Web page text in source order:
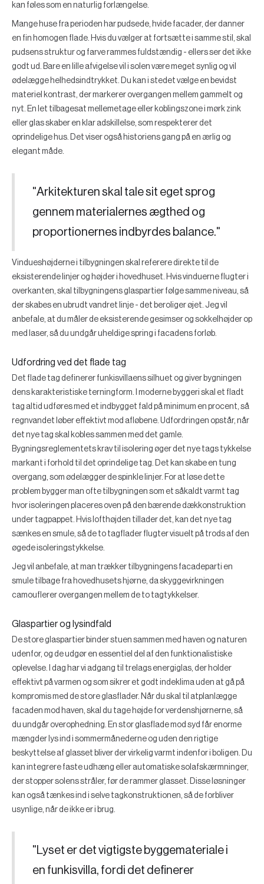
kan føles som en naturlig forlængelse.
Mange huse fra perioden har pudsede, hvide facader, der danner
en fin homogen flade. Hvis du vælger at fortsætte i samme stil, skal
pudsens struktur og farve rammes fuldstændig - ellers ser det ikke
godt ud. Bare en lille afvigelse vil i solen være meget synlig og vil
ødelægge helhedsindtrykket. Du kan i stedet vælge en bevidst
materiel kontrast, der markerer overgangen mellem gammelt og
nyt. En let tilbagesat mellemetage eller koblingszone i mørk zink
eller glas skaber en klar adskillelse, som respekterer det
oprindelige hus. Det viser også historiens gang på en ærlig og
elegant måde.
"Arkitekturen skal tale sit eget sprog
gennem materialernes ægthed og
proportionernes indbyrdes balance."
Vindueshøjderne i tilbygningen skal referere direkte til de
eksisterende linjer og højder i hovedhuset. Hvis vinduerne flugter i
overkanten, skal tilbygningens glaspartier følge samme niveau, så
der skabes en ubrudt vandret linje - det beroliger øjet. Jeg vil
anbefale, at du måler de eksisterende gesimser og sokkelhøjder op
med laser, så du undgår uheldige spring i facadens forløb.
Udfordring ved det flade tag
Det flade tag definerer funkisvillaens silhuet og giver bygningen
dens karakteristiske terningform. I moderne byggeri skal et fladt
tag altid udføres med et indbygget fald på minimum en procent, så
regnvandet løber effektivt mod afløbene. Udfordringen opstår, når
det nye tag skal kobles sammen med det gamle.
Bygningsreglementets krav til isolering øger det nye tags tykkelse
markant i forhold til det oprindelige tag. Det kan skabe en tung
overgang, som ødelægger de spinkle linjer. For at løse dette
problem bygger man ofte tilbygningen som et såkaldt varmt tag
hvor isoleringen placeres oven på den bærende dækkonstruktion
under tagpappet. Hvis lofthøjden tillader det, kan det nye tag
sænkes en smule, så de to tagflader flugter visuelt på trods af den
øgede isoleringstykkelse.
Jeg vil anbefale, at man trækker tilbygningens facadeparti en
smule tilbage fra hovedhusets hjørne, da skyggevirkningen
camouflerer overgangen mellem de to tagtykkelser.
Glaspartier og lysindfald
De store glaspartier binder stuen sammen med haven og naturen
udenfor, og de udgør en essentiel del af den funktionalistiske
oplevelse. I dag har vi adgang til trelags energiglas, der holder
effektivt på varmen og som sikrer et godt indeklima uden at gå på
kompromis med de store glasflader. Når du skal til atplanlægge
facaden mod haven, skal du tage højde for verdenshjørnerne, så
du undgår overophedning. En stor glasflade mod syd får enorme
mængder lys ind i sommermånederne og uden den rigtige
beskyttelse af glasset bliver der virkelig varmt indenfor i boligen. Du
kan integrere faste udhæng eller automatiske solafskærmninger,
der stopper solens stråler, før de rammer glasset. Disse løsninger
kan også tænkes ind i selve tagkonstruktionen, så de forbliver
usynlige, når de ikke er i brug.
"Lyset er det vigtigste byggemateriale i
en funkisvilla, fordi det definerer